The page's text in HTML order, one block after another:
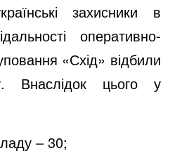
захисники в
оперативно-
«Схід» відбили
Внаслідок цього у
– 30;